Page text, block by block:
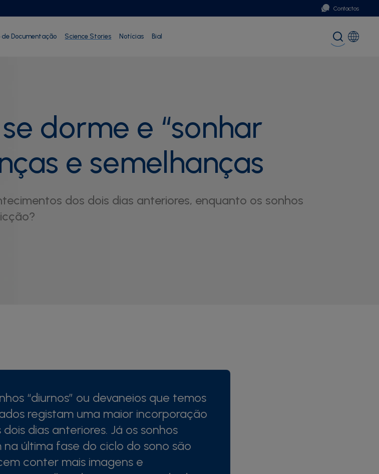
Contactos
de Documentação Science Stories Notícias Bial
dorme e “sonhar
e semelhanças
dos dois dias anteriores, enquanto os sonhos
“diurnos” ou devaneios que temos
registam uma maior incorporação
dias anteriores. Já os sonhos
na última fase do ciclo do sono são
conter mais imagens e